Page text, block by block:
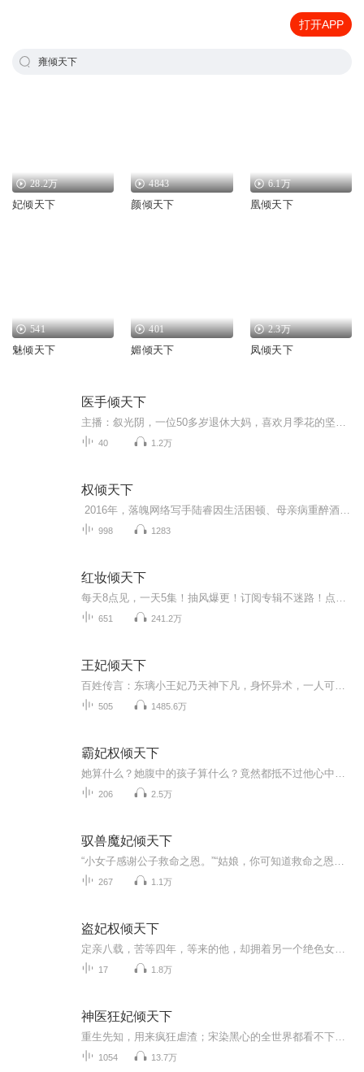
打开APP
雍倾天下
28.2万
妃倾天下
4843
颜倾天下
6.1万
凰倾天下
541
魅倾天下
401
媚倾天下
2.3万
凤倾天下
医手倾天下
40 1.2万
权倾天下
998 1283
红妆倾天下
651 241.2万
王妃倾天下
505 1485.6万
霸妃权倾天下
206 2.5万
驭兽魔妃倾天下
267 1.1万
盗妃权倾天下
17 1.8万
神医狂妃倾天下
1054 13.7万